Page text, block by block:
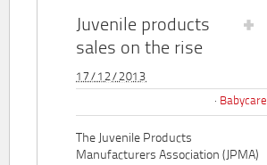
Juvenile products
sales on the rise
17/12/2013
Babycare
The Juvenile Products
Manufacturers Association (JPMA)